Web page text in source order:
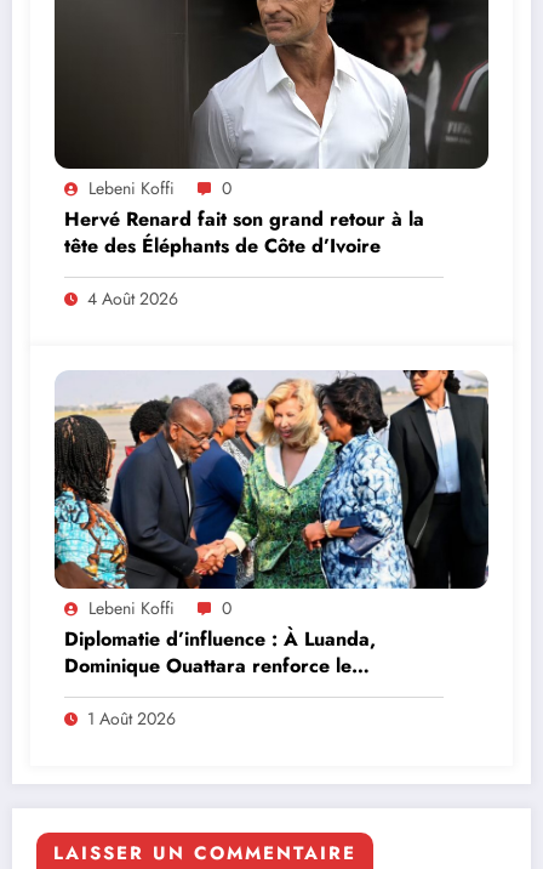
Lebeni Koffi 0
Hervé Renard fait son grand retour à la
tête des Éléphants de Côte d’Ivoire
4 Août 2026
Lebeni Koffi 0
Diplomatie d’influence : À Luanda,
Dominique Ouattara renforce le
leadership solidaire de la Côte d’Ivoire en
Afrique
1 Août 2026
LAISSER UN COMMENTAIRE